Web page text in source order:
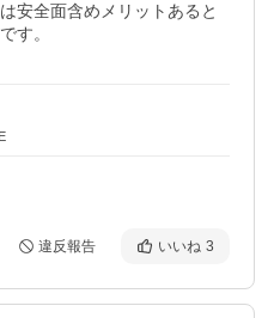
安全面含めメリットあると
す。
違反報告 いいね 3